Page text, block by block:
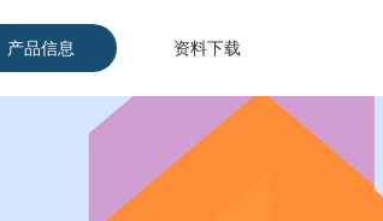
产品信息 资料下载